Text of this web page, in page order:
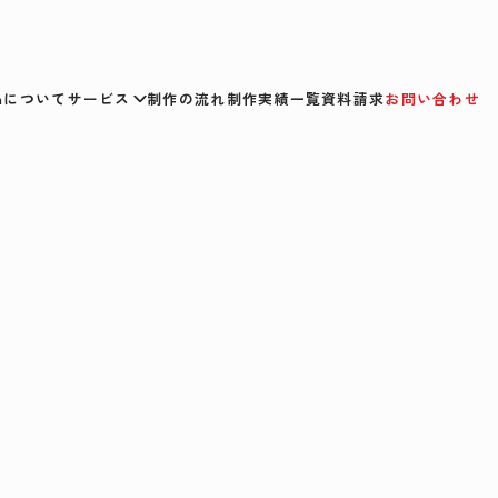
ついてサービス 制作の流れ制作実績一覧資料請求お問い合わせ